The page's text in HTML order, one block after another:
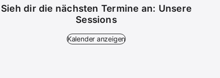
Sieh dir die nächsten Termine an: Unsere
Sessions
Kalender anzeigen